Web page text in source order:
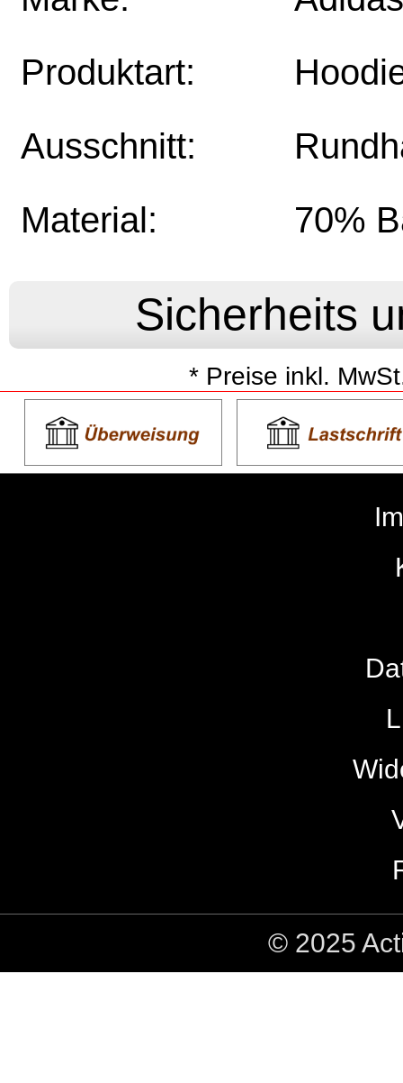
Produktart:
Ausschnitt:
Material:
70%
* Preise inkl.
© 2025